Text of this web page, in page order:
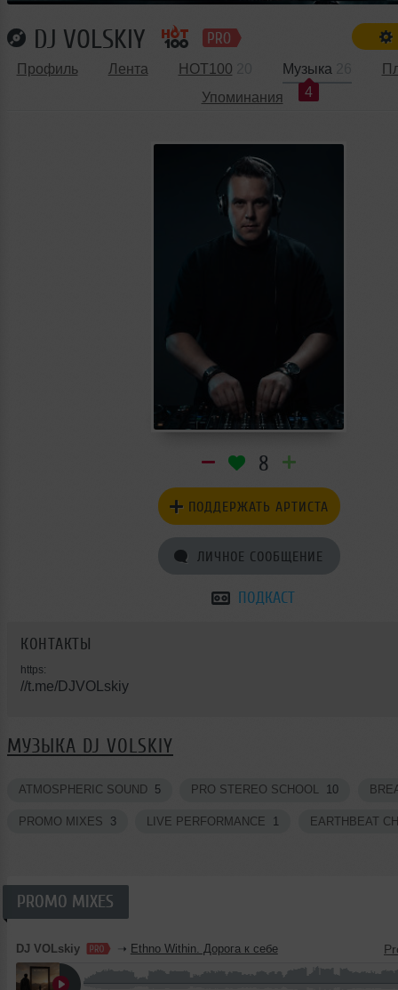
DJ VOLSKIY
Профиль Лента HOT100
Музыка
4
Упоминания
8
ПОДДЕРЖАТЬ АРТИСТА
ЛИЧНОЕ СООБЩЕНИЕ
ПОДКАСТ
КОНТАКТЫ
https:
//t.me/DJVOLskiy
МУЗЫКА DJ VOLSKIY
ATMOSPHERIC SOUND 5 PRO STEREO SCHOOL 10
PROMO MIXES 3 LIVE PERFORMANCE 1 EARTHBEAT
PROMO MIXES
DJ VOLskiy ➝ Ethno Within. Дорога к себе